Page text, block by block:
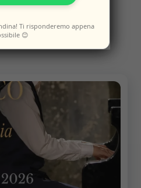
questi eventi.
Ti risponderemo appena
😊